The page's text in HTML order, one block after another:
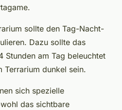
sollte den Tag-Nacht-
Dazu sollte das
Stunden am Tag beleuchtet
Terrarium dunkel sein.
sich spezielle
das sichtbare